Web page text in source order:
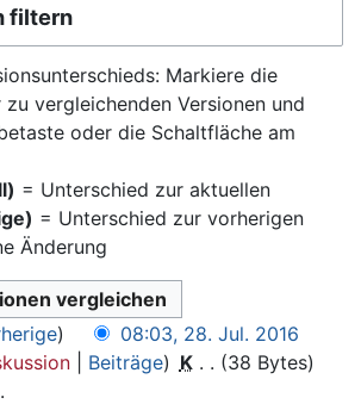
filtern
Markiere die
vergleichenden Versionen und
oder die Schaltfläche am
= Unterschied zur aktuellen
= Unterschied zur vorherigen
Änderung
08:03, 28. Jul. 2016
Beiträge K
38 Bytes